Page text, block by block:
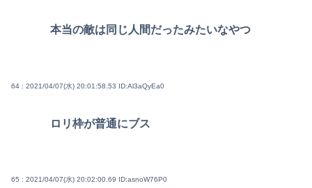
本当の敵は同じ人間だったみたいなやつ
64 : 2021/04/07(水) 20:01:58.53 ID:Al3aQyEa0
ロリ枠が普通にブス
65 : 2021/04/07(水) 20:02:00.69 ID:asnoW76P0